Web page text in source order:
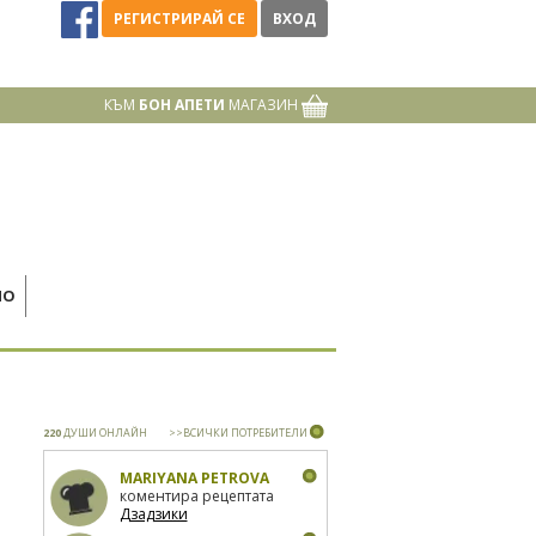
РЕГИСТРИРАЙ СЕ ВХОД
КЪМ БОН АПЕТИ МАГАЗИН
220ДУШИ ОНЛАЙН >>ВСИЧКИ ПОТРЕБИТЕЛИ
MARIYANA PETROVA
коментира рецептата
Дзадзики